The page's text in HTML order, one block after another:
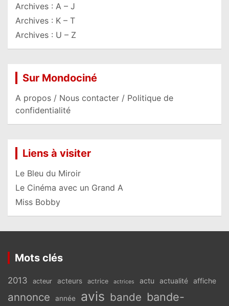
Archives : A – J
Archives : K – T
Archives : U – Z
Sur Mondociné
A propos / Nous contacter / Politique de
confidentialité
Liens à visiter
Le Bleu du Miroir
Le Cinéma avec un Grand A
Miss Bobby
Mots clés
2013 acteur acteurs actrice actrices actu actualité affiche
annonce année avis bande bande-